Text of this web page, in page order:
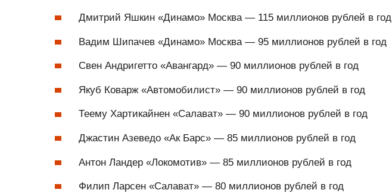
Дмитрий Яшкин «Динамо» Москва — 115 миллионов рублей в год
Вадим Шипачев «Динамо» Москва — 95 миллионов рублей в год
Свен Андригетто «Авангард» — 90 миллионов рублей в год
Якуб Коварж «Автомобилист» — 90 миллионов рублей в год
Теему Хартикайнен «Салават» — 90 миллионов рублей в год
Джастин Азеведо «Ак Барс» — 85 миллионов рублей в год
Антон Ландер «Локомотив» — 85 миллионов рублей в год
Филип Ларсен «Салават» — 80 миллионов рублей в год